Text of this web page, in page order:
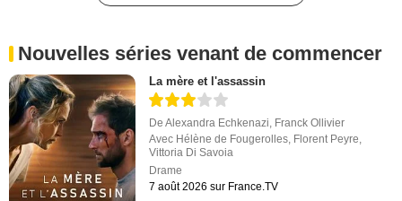
Nouvelles séries venant de commencer
La mère et l'assassin
DeAlexandra Echkenazi, Franck Ollivier
Avec Hélène de Fougerolles, Florent Peyre,
Vittoria Di Savoia
Drame
7 août 2026 sur France.TV